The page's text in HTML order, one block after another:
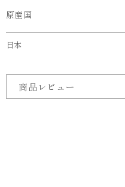
原産国
日本
商品レビュー